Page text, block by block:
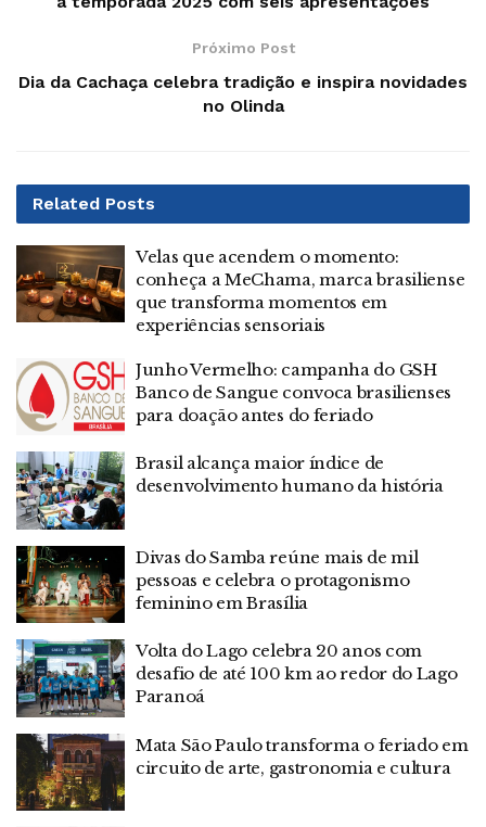
Próximo Post
Dia da Cachaça celebra tradição e inspira novidades
no Olinda
Related Posts
Velas que acendem o momento:
conheça a MeChama, marca brasiliense
que transforma momentos em
experiências sensoriais
Junho Vermelho: campanha do GSH
Banco de Sangue convoca brasilienses
para doação antes do feriado
Brasil alcança maior índice de
desenvolvimento humano da história
Divas do Samba reúne mais de mil
pessoas e celebra o protagonismo
feminino em Brasília
Volta do Lago celebra 20 anos com
desafio de até 100 km ao redor do Lago
Paranoá
Mata São Paulo transforma o feriado em
circuito de arte, gastronomia e cultura